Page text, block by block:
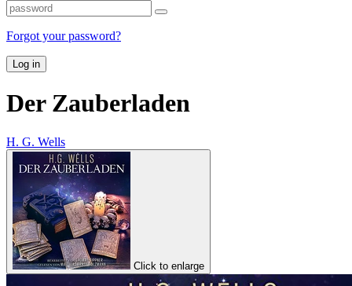
Forgot your password?
Log in
Der Zauberladen
H. G. Wells
Click to enlarge